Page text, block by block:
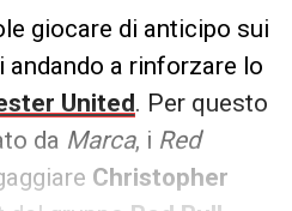
giocare di anticipo sui
a rinforzare lo
United. Per questo
da Marca, i Red
Christopher